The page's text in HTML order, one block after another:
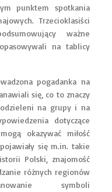
punktem spotkania
Trzecioklasiści
ważne
na tablicy
pogadanka na
się, co to znaczy
na grupy i na
dotyczące
okazywać miłość
się m.in. takie
Polski, znajomość
różnych regionów
symboli